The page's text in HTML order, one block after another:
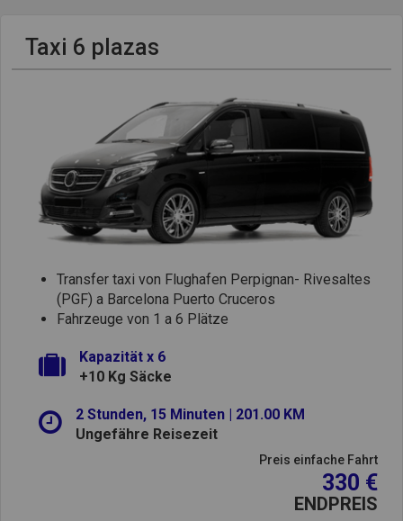
Taxi 6 plazas
Transfer taxi von Flughafen Perpignan- Rivesaltes
(PGF) a Barcelona Puerto Cruceros
Fahrzeuge von 1 a 6 Plätze
Kapazität x 6
+10 Kg Säcke
2 Stunden, 15 Minuten | 201.00 KM
Ungefähre Reisezeit
Preis einfache Fahrt
330 €
ENDPREIS